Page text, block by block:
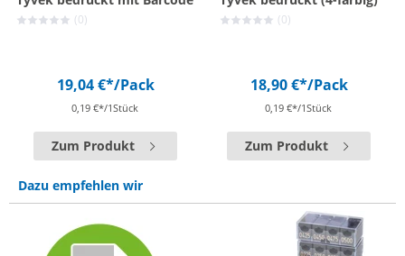
(0)
19,04 €*/Pack
0,19 €*/1Stück
Zum Produkt
(0)
18,90 €*/Pack
0,19 €*/1Stück
Zum Produkt
Dazu empfehlen wir